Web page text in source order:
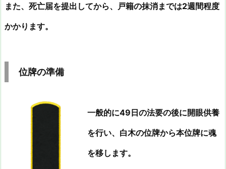
また、死亡届を提出してから、戸籍の抹消までは2週間程度
かかります。
位牌の準備
一般的に49日の法要の後に開眼供養
を行い、白木の位牌から本位牌に魂
を移します。